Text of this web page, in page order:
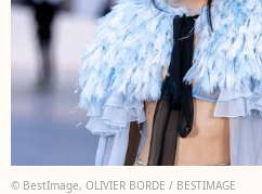
© BestImage, OLIVIER BORDE / BESTIMAGE